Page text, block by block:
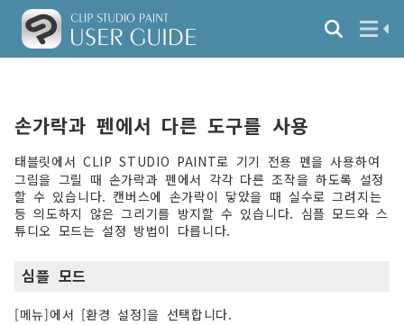
손가락과 펜에서 다른 도구를 사용
태블릿에서 CLIP STUDIO PAINT로 기기 전용 펜을 사용하여
그림을 그릴 때 손가락과 펜에서 각각 다른 조작을 하도록 설정
할 수 있습니다. 캔버스에 손가락이 닿았을 때 실수로 그려지는
등 의도하지 않은 그리기를 방지할 수 있습니다. 심플 모드와 스
튜디오 모드는 설정 방법이 다릅니다.
심플 모드
[메뉴]에서 [환경 설정]을 선택합니다.